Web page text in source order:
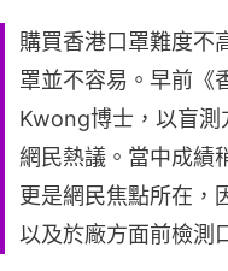
購買香港口罩難度不
罩並不容易。早前《
Kwong博士，以盲測
網民熱議。當中成績
更是網民焦點所在，
以及於廠方面前檢測